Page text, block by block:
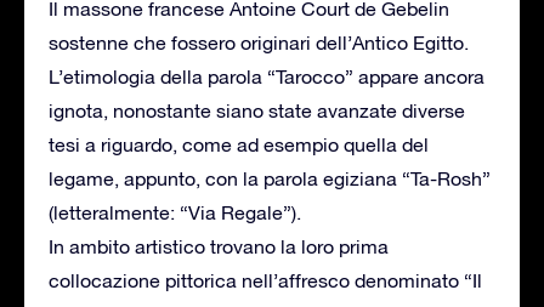
Il massone francese Antoine Court de Gebelin
sostenne che fossero originari dell’Antico Egitto.
L’etimologia della parola “Tarocco” appare ancora
ignota, nonostante siano state avanzate diverse
tesi a riguardo, come ad esempio quella del
legame, appunto, con la parola egiziana “Ta-Rosh”
(letteralmente: “Via Regale”).
In ambito artistico trovano la loro prima
collocazione pittorica nell’affresco denominato “Il